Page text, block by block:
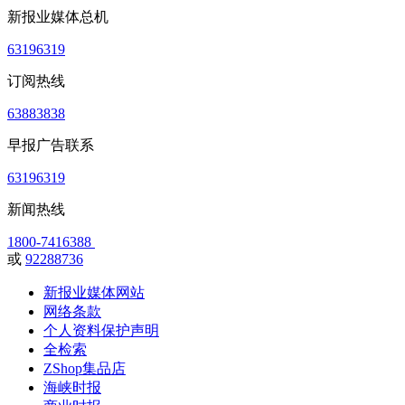
新报业媒体总机
63196319
订阅热线
63883838
早报广告联系
63196319
新闻热线
1800-7416388
或 92288736
新报业媒体网站
网络条款
个人资料保护声明
全检索
ZShop集品店
海峡时报